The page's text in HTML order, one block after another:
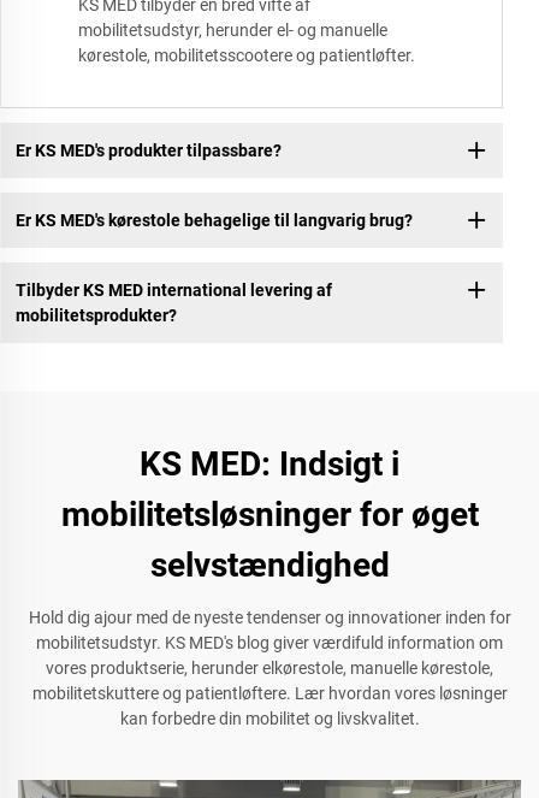
KS MED tilbyder en bred vifte af
mobilitetsudstyr, herunder el- og manuelle
kørestole, mobilitetsscootere og patientløfter.
Er KS MED's produkter tilpassbare?
Er KS MED's kørestole behagelige til langvarig brug?
Tilbyder KS MED international levering af
mobilitetsprodukter?
KS MED: Indsigt i
mobilitetsløsninger for øget
selvstændighed
Hold dig ajour med de nyeste tendenser og innovationer inden for
mobilitetsudstyr. KS MED's blog giver værdifuld information om
vores produktserie, herunder elkørestole, manuelle kørestole,
mobilitetskuttere og patientløftere. Lær hvordan vores løsninger
kan forbedre din mobilitet og livskvalitet.